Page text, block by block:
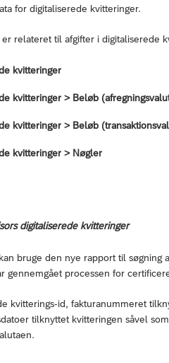
for digitaliserede kvitteringer.
relateret til afgifter i digitaliserede
kvitteringer
kvitteringer > Beløb
kvitteringer > Beløb
kvitteringer > Nøgler
digitaliserede kvitteringer
bruge den nye rapport til søgning
gennemgået processen for
kvitterings-id, fakturanummeret
tilknyttet kvitteringen såvel